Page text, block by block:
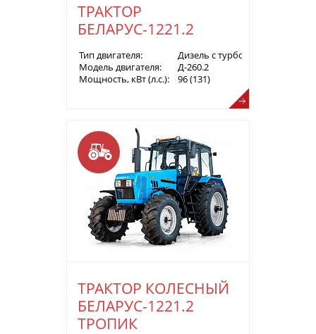
ТРАКТОР
БЕЛАРУС-1221.2
Тип двигателя:
Дизель с турбонаддувом
Модель двигателя:
Д-260.2
Мощность, кВт (л.с.):
96 (131)
ТРАКТОР КОЛЕСНЫЙ
БЕЛАРУС-1221.2
ТРОПИК